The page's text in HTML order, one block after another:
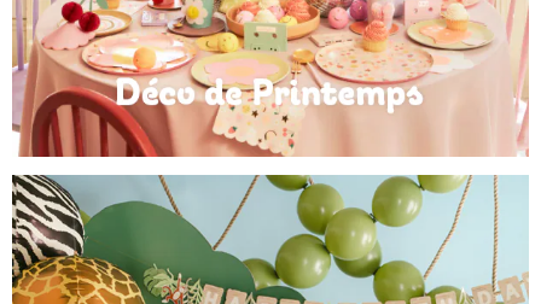
Déco de Printemps